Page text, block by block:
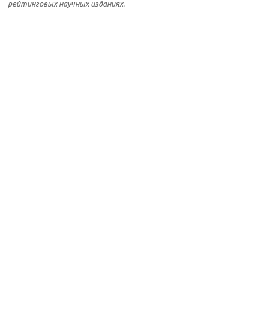
рейтинговых научных изданиях.